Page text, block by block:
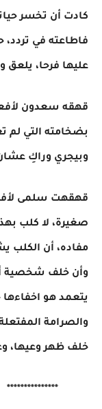
كادت أن تخسر
فاطاعته في
عليها فرحا،
قهقه سعدون
بضخامته التي لم
وبيجري وراكِ
قهقهت سلمى
صغيرة، لا كلب
مفاده، أن الكلب
وأن خلف شخصية
يتعمد هو اخفاءها
والصرامة
خلف ظهر وعيها،
***************